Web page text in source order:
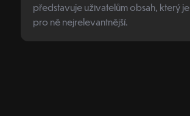
představuje uživatelům obsah, který je
pro ně nejrelevantnější.